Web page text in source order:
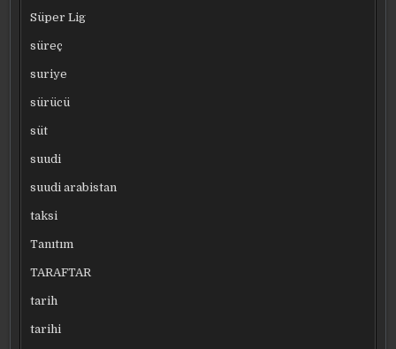
Süper Lig
süreç
suriye
sürücü
süt
suudi
suudi arabistan
taksi
Tanıtım
TARAFTAR
tarih
tarihi